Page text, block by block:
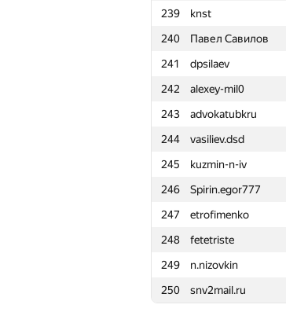
239
knst
240
Павел Савилов
241
dpsilaev
242
alexey-mil0
243
advokatubkru
244
vasiliev.dsd
245
kuzmin-n-iv
246
Spirin.egor777
247
etrofimenko
248
fetetriste
249
n.nizovkin
250
snv2mail.ru
216
KarabanovAV
217
zhelubenkovalexandr
218
namnefternamn
219
dimk.007
220
vas.and.tor
221
Piotr Nawrot
222
Андрей Борзяк
223
atokarev82
224
yabberd
225
Matthew Strechen
226
Rasmus
227
Кашин Андрей